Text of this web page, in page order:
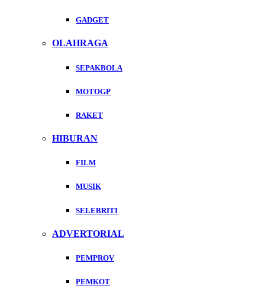
GADGET
OLAHRAGA
SEPAKBOLA
MOTOGP
RAKET
HIBURAN
FILM
MUSIK
SELEBRITI
ADVERTORIAL
PEMPROV
PEMKOT